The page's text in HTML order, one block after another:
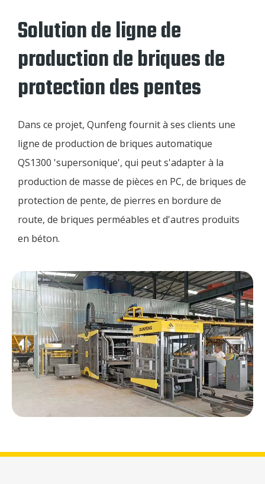
Solution de ligne de
production de briques de
protection des pentes
Dans ce projet, Qunfeng fournit à ses clients une
ligne de production de briques automatique
QS1300 'supersonique', qui peut s'adapter à la
production de masse de pièces en PC, de briques de
protection de pente, de pierres en bordure de
route, de briques perméables et d'autres produits
en béton.